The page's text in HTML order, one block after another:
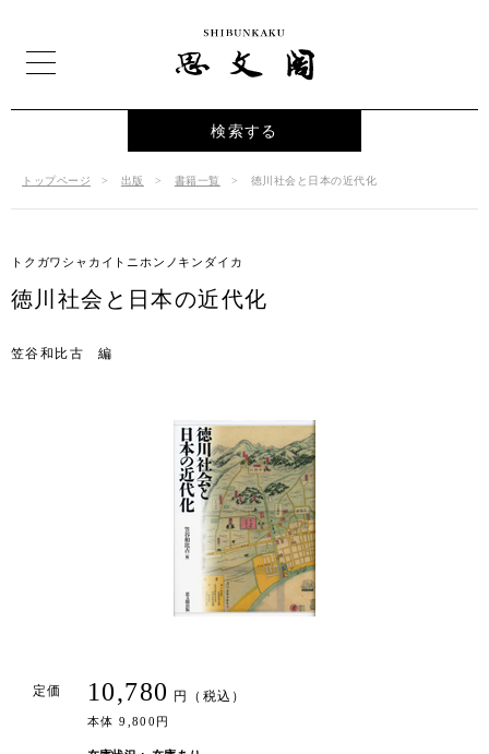
検索する
トップページ 出版 書籍一覧 徳川社会と日本の近代化
トクガワシャカイトニホンノキンダイカ
徳川社会と日本の近代化
笠谷和比古 編
定価 10,780 円（税込）
本体 9,800円